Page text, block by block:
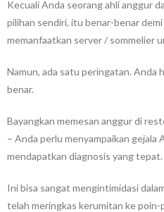
Kecuali Anda seorang ahli anggur
pilihan sendiri, itu benar-benar
memanfaatkan server / sommelier
Namun, ada satu peringatan. Anda
benar.
Bayangkan memesan anggur di
– Anda perlu menyampaikan
mendapatkan diagnosis yang tepat.
Ini bisa sangat mengintimidasi
telah meringkas kerumitan ke poin-